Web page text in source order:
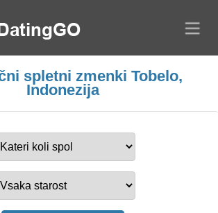
spletni zmenki Tobelo,
Indonezija